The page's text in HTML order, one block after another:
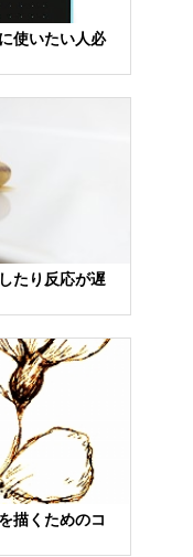
使いたい人必
たり反応が遅
描くためのコ